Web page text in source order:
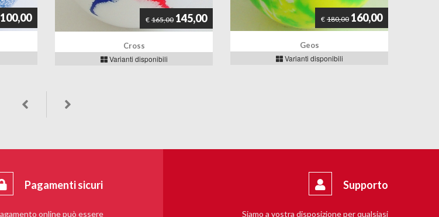
100,00 € 165,00 145,00
Cross
Varianti disponibili
€ 180,00 160,00
Geos
Varianti disponibili
Pagamenti sicuri
online può essere
Supporto
Siamo a vostra disposizione per qualsiasi